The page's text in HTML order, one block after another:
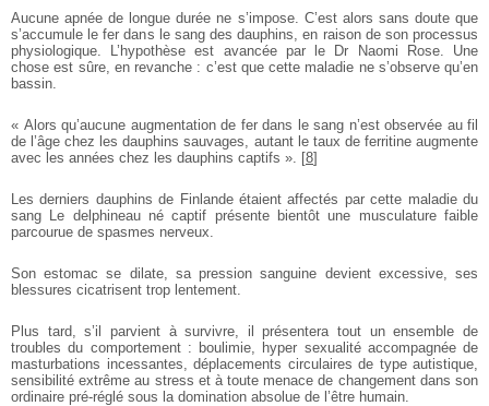
Aucune apnée de longue durée ne s’impose. C’est alors sans doute que
s’accumule le fer dans le sang des dauphins, en raison de son processus
physiologique. L’hypothèse est avancée par le Dr Naomi Rose. Une
chose est sûre, en revanche : c’est que cette maladie ne s’observe qu’en
bassin.
« Alors qu’aucune augmentation de fer dans le sang n’est observée au fil
de l’âge chez les dauphins sauvages, autant le taux de ferritine augmente
avec les années chez les dauphins captifs ».
[8]
Les derniers dauphins de Finlande étaient affectés par cette maladie du
sang Le delphineau né captif présente bientôt une musculature faible
parcourue de spasmes nerveux.
Son estomac se dilate, sa pression sanguine devient excessive, ses
blessures cicatrisent trop lentement.
Plus tard, s’il parvient à survivre, il présentera tout un ensemble de
troubles du comportement : boulimie, hyper sexualité accompagnée de
masturbations incessantes, déplacements circulaires de type autistique,
sensibilité extrême au stress et à toute menace de changement dans son
ordinaire pré-réglé sous la domination absolue de l’être humain.